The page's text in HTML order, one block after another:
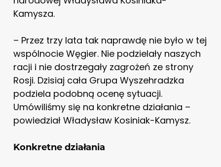
Kamysza.
– Przez trzy lata tak naprawdę nie było w tej
wspólnocie Węgier. Nie podzielały naszych
racji i nie dostrzegały zagrożeń ze strony
Rosji. Dzisiaj cała Grupa Wyszehradzka
podziela podobną ocenę sytuacji.
Umówiliśmy się na konkretne działania –
powiedział Władysław Kosiniak-Kamysz.
Konkretne działania